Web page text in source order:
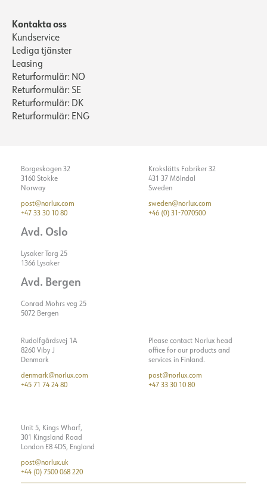
Kontakta oss
Kundservice
Lediga tjänster
Leasing
Returformulär: NO
Returformulär: SE
Returformulär: DK
Returformulär: ENG
Borgeskogen 32
3160 Stokke
Norway
post@norlux.com
+47 33 30 10 80
Avd. Oslo
Lysaker Torg 25
1366 Lysaker
Avd. Bergen
Conrad Mohrs veg 25
5072 Bergen
Krokslätts Fabriker 32
431 37 Mölndal
Sweden
sweden@norlux.com
+46 (0) 31-7070500
Rudolfgårdsvej 1A
8260 Viby J
Denmark
denmark@norlux.com
+45 71 74 24 80
Please contact Norlux head
office for our products and
services in Finland.
post@norlux.com
+47 33 30 10 80
Unit 5, Kings Wharf,
301 Kingsland Road
London E8 4DS, England
post@norlux.uk
+44 (0) 7500 068 220